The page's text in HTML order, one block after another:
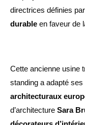
directrices définies
durable en faveur de
Cette ancienne usine
standing a adapté ses
architecturaux
d’architecture Sara